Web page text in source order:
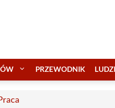
PRZEWODNIK